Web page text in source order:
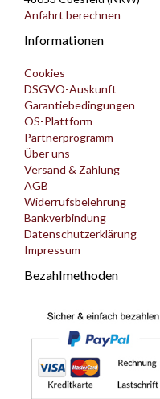
Anfahrt berechnen
Informationen
Cookies
DSGVO-Auskunft
Garantiebedingungen
OS-Plattform
Partnerprogramm
Über uns
Versand & Zahlung
AGB
Widerrufsbelehrung
Bankverbindung
Datenschutzerklärung
Impressum
Bezahlmethoden